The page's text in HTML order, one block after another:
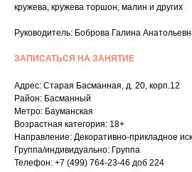
кружева, кружева торшон, малин и других
Руководитель: Боброва Галина
ЗАПИСАТЬСЯ НА ЗАНЯТИЕ
Адрес: Старая Басманная, д. 20, корп.12
Район: Басманный
Метро: Бауманская
Возрастная категория: 18+
Направление: Декоративно-прикладное
Группа/индивидуально: Группа
Телефон: +7 (499) 764-23-46 доб 224